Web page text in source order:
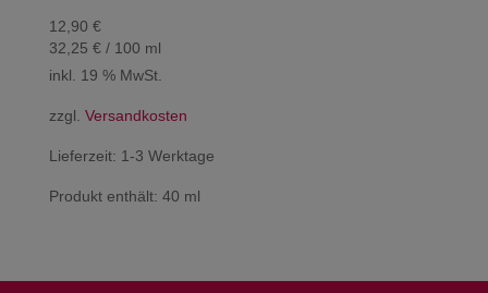
12,90 €
32,25 €/ 100 ml
inkl. 19 % MwSt.
zzgl. Versandkosten
Lieferzeit: 1-3 Werktage
Produkt enthält: 40 ml